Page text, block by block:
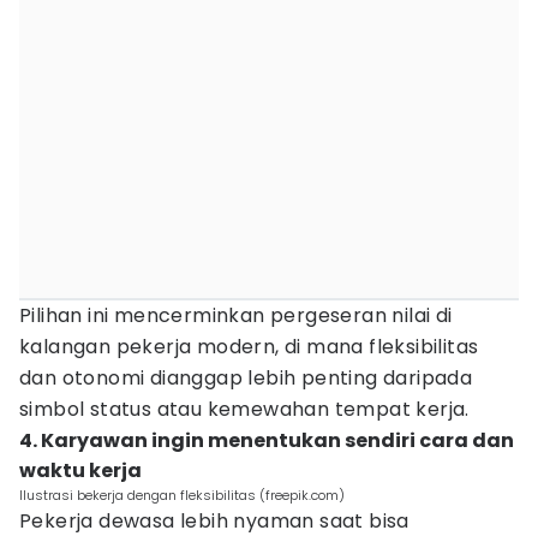
Pilihan ini mencerminkan pergeseran nilai di
kalangan pekerja modern, di mana fleksibilitas
dan otonomi dianggap lebih penting daripada
simbol status atau kemewahan tempat kerja.
4. Karyawan ingin menentukan sendiri cara dan
waktu kerja
Ilustrasi bekerja dengan fleksibilitas (freepik.com)
Pekerja dewasa lebih nyaman saat bisa